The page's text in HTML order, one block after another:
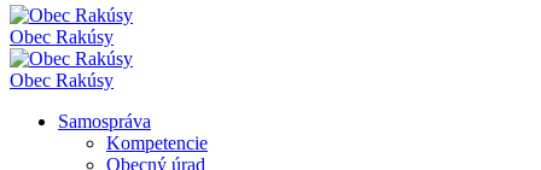
Obec Rakúsy
Obec Rakúsy
Samospráva
Kompetencie
Obecný úrad